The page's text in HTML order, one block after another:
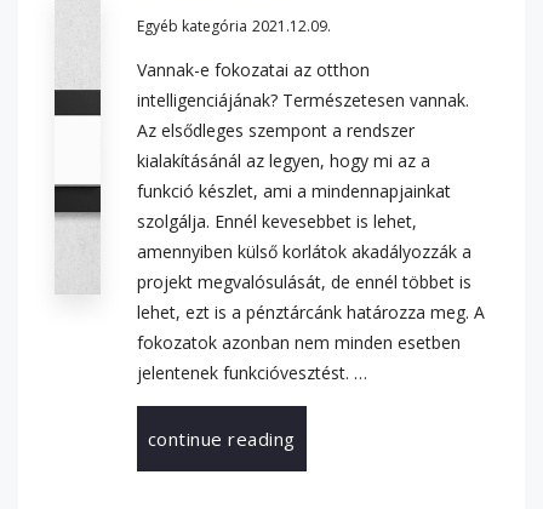
Egyéb kategória 2021.12.09.
Vannak-e fokozatai az otthon
intelligenciájának? Természetesen vannak.
Az elsődleges szempont a rendszer
kialakításánál az legyen, hogy mi az a
funkció készlet, ami a mindennapjainkat
szolgálja. Ennél kevesebbet is lehet,
amennyiben külső korlátok akadályozzák a
projekt megvalósulását, de ennél többet is
lehet, ezt is a pénztárcánk határozza meg. A
fokozatok azonban nem minden esetben
jelentenek funkcióvesztést. …
continue reading